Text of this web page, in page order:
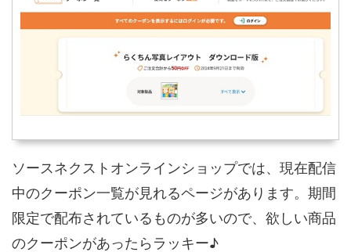
ソースネクストオンラインショップでは、現在配信
中のクーポン一覧が見れるページがあります。期間
限定で配布されているものが多いので、欲しい商品
のクーポンがあったらラッキー♪